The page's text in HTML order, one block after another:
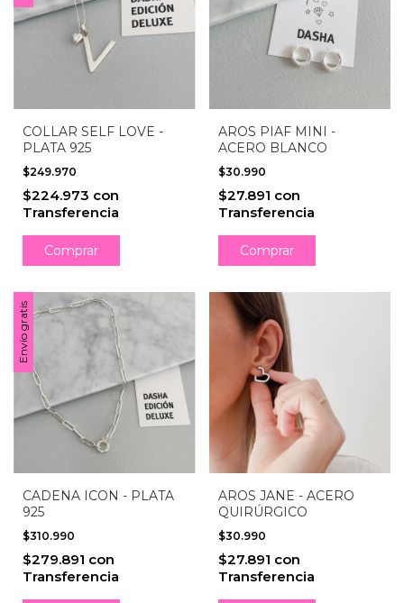
COLLAR SELF LOVE -
PLATA 925
$249.970
$224.973 con
Transferencia
Comprar
AROS PIAF MINI -
ACERO BLANCO
$30.990
$27.891 con
Transferencia
Envío gratis
CADENA ICON - PLATA
925
$310.990
$279.891 con
Transferencia
AROS JANE - ACERO
QUIRÚRGICO
$30.990
$27.891 con
Transferencia